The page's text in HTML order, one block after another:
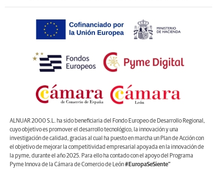
ALNUAR 2000 S.L. ha sido beneficiaria del Fondo Europeo de Desarrollo Regional,
cuyo objetivo es promover el desarrollo tecnológico, la innovación y una
investigación de calidad, gracias al cual ha puesto en marcha un Plan de Acción con
el objetivo de mejorar la competitividad empresarial apoyada en la innovación de
la pyme, durante el año 2025. Para ello ha contado con el apoyo del Programa
Pyme Innova de la Cámara de Comercio de León#EuropaSeSiente”